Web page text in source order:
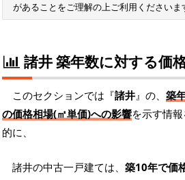
があることをご理解の上ご利用くださいま
諸井 築年数に対する価
このセクションでは『諸井』の、 築
の価格相場(㎡単価)への影響を示す情
的に、
諸井の中古一戸建ては、 築10年で価